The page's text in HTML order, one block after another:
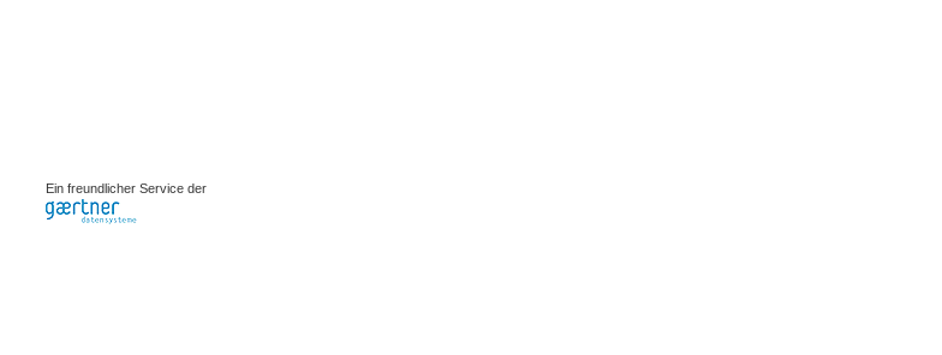
Ein freundlicher Service der